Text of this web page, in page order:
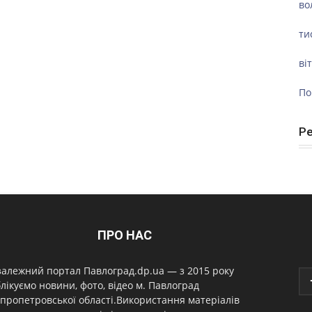
ПРО НАС
портал Павлоград.dp.ua — з 2015 року
новини, фото, відео м. Павлоград
області.Використання матеріалів